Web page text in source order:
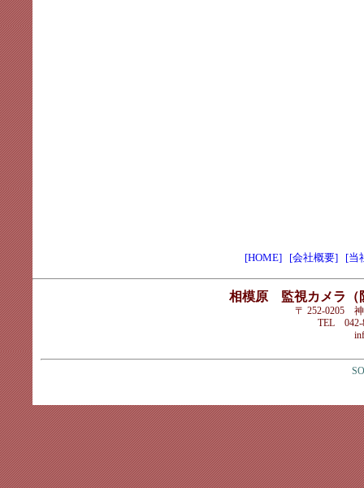
[HOME] [会社概要] [当
相模原 監視カメラ（
〒 252-0205
TEL 042-